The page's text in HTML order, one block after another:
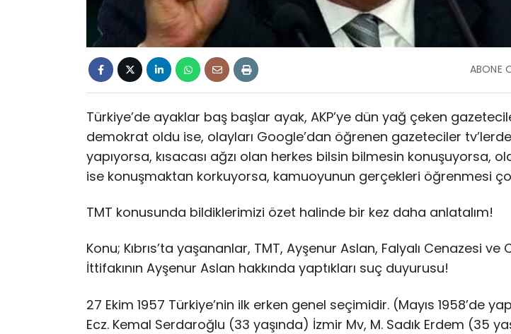
ABONE
Türkiye’de ayaklar baş başlar ayak, AKP’ye dün yağ çeken
demokrat oldu ise, olayları Google’dan öğrenen gazeteciler
yapıyorsa, kısacası ağzı olan herkes bilsin bilmesin konuşuyorsa,
ise konuşmaktan korkuyorsa, kamuoyunun gerçekleri öğrenmesi
TMT konusunda bildiklerimizi özet halinde bir kez daha anlatalım!
Konu; Kıbrıs’ta yaşananlar, TMT, Ayşenur Aslan, Falyalı Cenazesi ve
İttifakının Ayşenur Aslan hakkında yaptıkları suç duyurusu!
27 Ekim 1957 Türkiye’nin ilk erken genel seçimidir. (Mayıs 1958’de
Ecz. Kemal Serdaroğlu (33 yaşında) İzmir Mv, M. Sadık Erdem (35